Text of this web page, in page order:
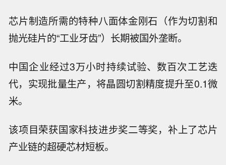
芯片制造所需的特种八面体金刚石（作为切割和
抛光硅片的“工业牙齿”）长期被国外垄断。
中国企业经过3万小时持续试验、数百次工艺迭
代，实现批量生产，将晶圆切割精度提升至0.1微
米。
该项目荣获国家科技进步奖二等奖，补上了芯片
产业链的超硬芯材短板。